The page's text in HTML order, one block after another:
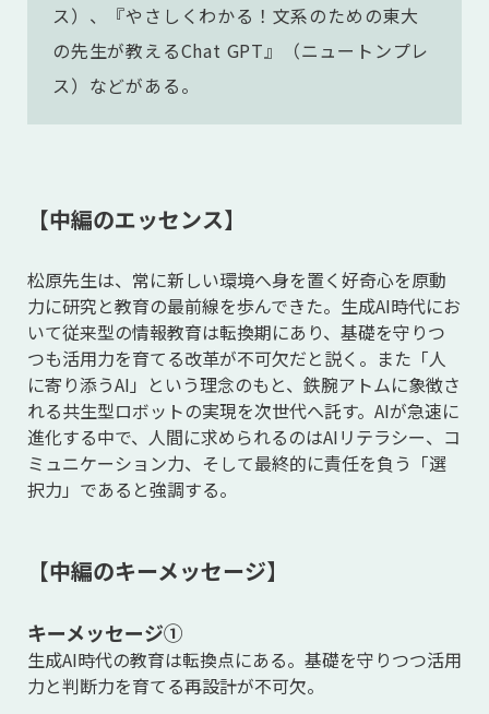
ス）、『やさしくわかる！文系のための東大
の先生が教えるChat GPT』（ニュートンプレ
ス）などがある。
【中編のエッセンス】
松原先生は、常に新しい環境へ身を置く好奇心を原動
力に研究と教育の最前線を歩んできた。生成AI時代にお
いて従来型の情報教育は転換期にあり、基礎を守りつ
つも活用力を育てる改革が不可欠だと説く。また「人
に寄り添うAI」という理念のもと、鉄腕アトムに象徴さ
れる共生型ロボットの実現を次世代へ託す。AIが急速に
進化する中で、人間に求められるのはAIリテラシー、コ
ミュニケーション力、そして最終的に責任を負う「選
択力」であると強調する。
【中編のキーメッセージ】
キーメッセージ①
生成AI時代の教育は転換点にある。基礎を守りつつ活用
力と判断力を育てる再設計が不可欠。